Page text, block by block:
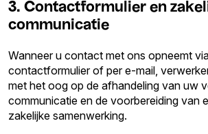
3. Contactformulier en
communicatie
Wanneer u contact met ons opneemt
contactformulier of per e-mail,
met het oog op de afhandeling van uw
communicatie en de voorbereiding van
zakelijke samenwerking.